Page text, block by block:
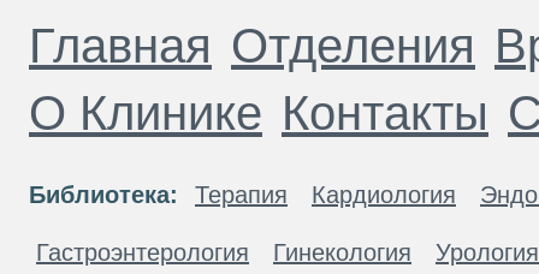
Главная Отделения
О Клинике Контакты
Библиотека: Терапия Кардиология
Гастроэнтерология Гинекология Урология